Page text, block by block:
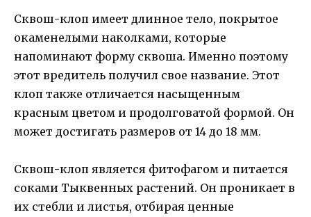
Сквош-клоп имеет длинное тело, покрытое
окаменелыми наколками, которые
напоминают форму сквоша. Именно поэтому
этот вредитель получил свое название. Этот
клоп также отличается насыщенным
красным цветом и продолговатой формой. Он
может достигать размеров от 14 до 18 мм.
Сквош-клоп является фитофагом и питается
соками Тыквенных растений. Он проникает в
их стебли и листья, отбирая ценные